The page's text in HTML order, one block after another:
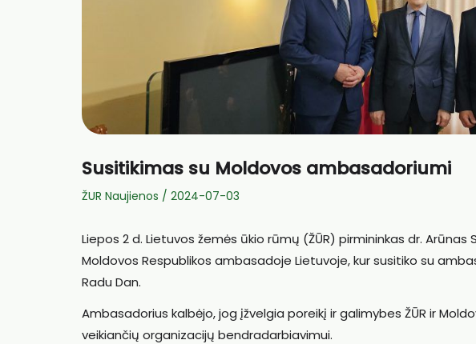
Susitikimas su Moldovos ambasadoriumi
ŽUR Naujienos / 2024-07-03
Liepos 2 d. Lietuvos žemės ūkio rūmų (ŽŪR) pirmininkas dr.
Moldovos Respublikos ambasadoje Lietuvoje, kur susitiko su
Radu Dan.
Ambasadorius kalbėjo, jog įžvelgia poreikį ir galimybes ŽŪR ir
veikiančių organizacijų bendradarbiavimui.